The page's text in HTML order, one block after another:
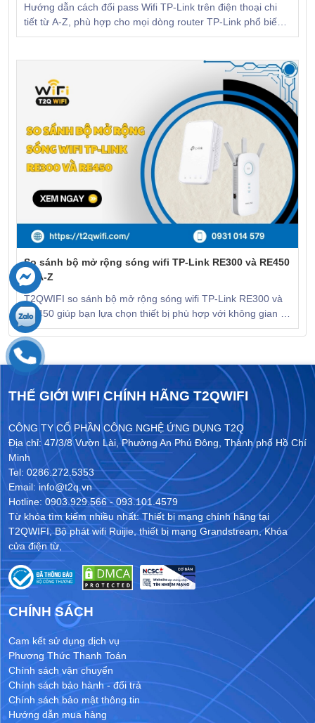
Hướng dẫn cách đổi pass Wifi TP-Link trên điện thoại chi
tiết từ A-Z, phù hợp cho mọi dòng router TP-Link phổ biến
hiện nay. CLICK để xem!
So sánh bộ mở rộng sóng wifi TP-Link RE300 và RE450
từ A-Z
T2QWIFI so sánh bộ mở rộng sóng wifi TP-Link RE300 và
RE450 giúp bạn lựa chọn thiết bị phù hợp với không gian và
ngân sách. KHÁM PHÁ NGAY!
THẾ GIỚI WIFI CHÍNH HÃNG T2QWIFI
CÔNG TY CỔ PHẦN CÔNG NGHỆ ỨNG DỤNG T2Q
Địa chỉ: 47/3/8 Vườn Lài, Phường An Phú Đông, Thành phố Hồ Chí
Minh
Tel: 0286.272.5353
Email: info@t2q.vn
Hotline: 0903.929.566 - 093.101.4579
Từ khóa tìm kiếm nhiều nhất:Thiết bị mạng chính hãng tại
T2QWIFI,Bộ phát wifi Ruijie,thiết bị mạng Grandstream,Khóa
cửa điện từ,
CHÍNH SÁCH
Cam kết sử dụng dịch vụ
Phương Thức Thanh Toán
Chính sách vận chuyển
Chính sách bảo hành - đổi trả
Chính sách bảo mật thông tin
Hướng dẫn mua hàng